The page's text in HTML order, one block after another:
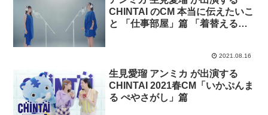
CHINTAI のCM 本当に伝えたいこ
と 「仕事部屋」篇 「着替える」
2021.08.16
生見愛瑠 アンミカ が出演する
CHINTAI 2021春CM「いかぷんま
る ぺやさがし」篇